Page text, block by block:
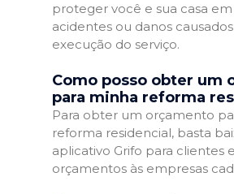
proteger você e sua casa
acidentes ou danos
execução do serviço.
Como posso obter um
para minha reforma
Para obter um orçamento
reforma residencial, basta
aplicativo Grifo para clientes
orçamentos às empresas